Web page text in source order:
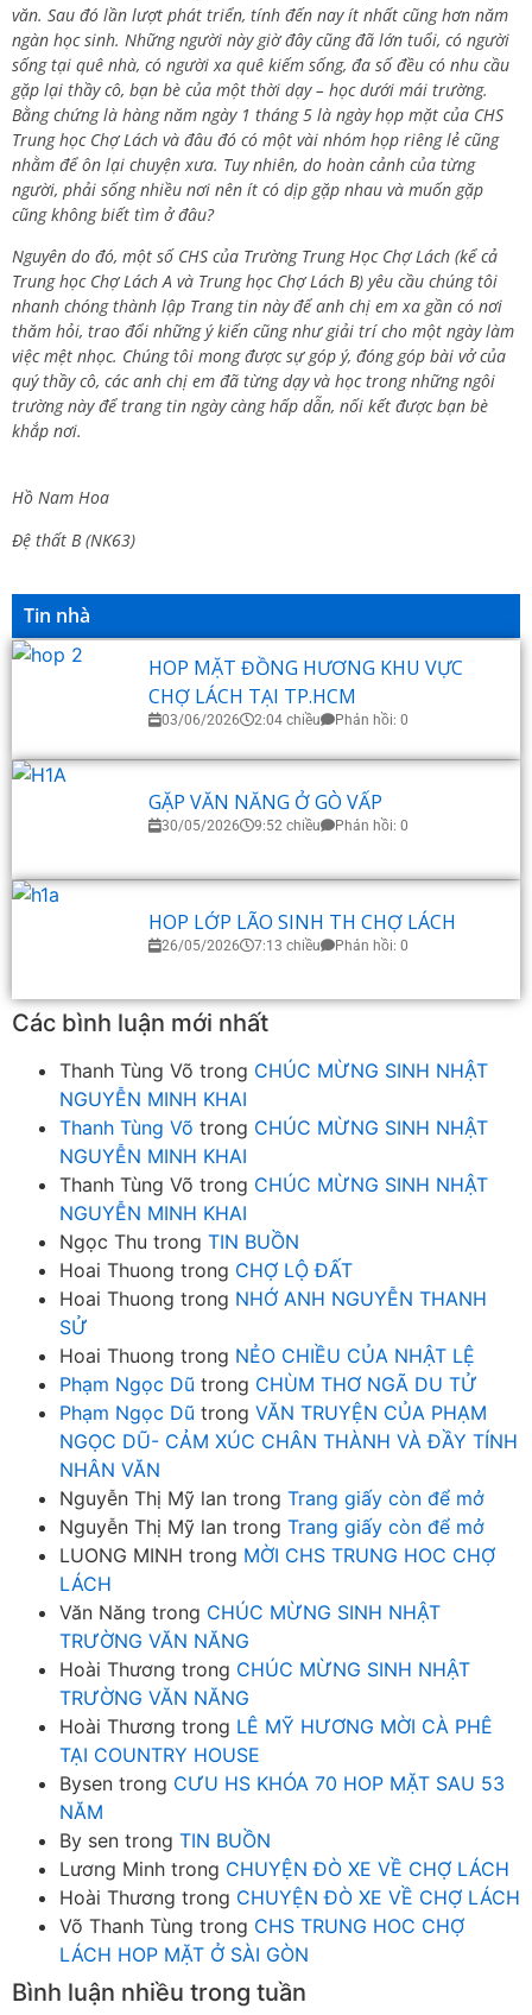
văn. Sau đó lần lượt phát triển, tính đến nay ít nhất cũng hơn năm
ngàn học sinh. Những người này giờ đây cũng đã lớn tuổi, có người
sống tại quê nhà, có người xa quê kiếm sống, đa số đều có nhu cầu
gặp lại thầy cô, bạn bè của một thời dạy – học dưới mái trường.
Bằng chứng là hàng năm ngày 1 tháng 5 là ngày họp mặt của CHS
Trung học Chợ Lách và đâu đó có một vài nhóm họp riêng lẻ cũng
nhằm để ôn lại chuyện xưa. Tuy nhiên, do hoàn cảnh của từng
người, phải sống nhiều nơi nên ít có dịp gặp nhau và muốn gặp
cũng không biết tìm ở đâu?
Nguyên do đó, một số CHS của Trường Trung Học Chợ Lách (kể cả
Trung học Chợ Lách A và Trung học Chợ Lách B) yêu cầu chúng tôi
nhanh chóng thành lập Trang tin này để anh chị em xa gần có nơi
thăm hỏi, trao đổi những ý kiến cũng như giải trí cho một ngày làm
việc mệt nhọc. Chúng tôi mong được sự góp ý, đóng góp bài vở của
quý thầy cô, các anh chị em đã từng dạy và học trong những ngôi
trường này để trang tin ngày càng hấp dẫn, nối kết được bạn bè
khắp nơi.
Hồ Nam Hoa
Đệ thất B (NK63)
Tin nhà
HOP MẶT ĐỒNG HƯƠNG KHU VỰC
CHỢ LÁCH TẠI TP.HCM
03/06/2026 2:04 chiều Phản hồi: 0
GẶP VĂN NĂNG Ở GÒ VẤP
30/05/2026 9:52 chiều Phản hồi: 0
HOP LỚP LÃO SINH TH CHỢ LÁCH
26/05/2026 7:13 chiều Phản hồi: 0
Các bình luận mới nhất
Thanh Tùng Võ trong CHÚC MỪNG SINH NHẬT
NGUYỄN MINH KHAI
Thanh Tùng Võ trong CHÚC MỪNG SINH NHẬT
NGUYỄN MINH KHAI
Thanh Tùng Võ trong CHÚC MỪNG SINH NHẬT
NGUYỄN MINH KHAI
Ngọc Thu trong TIN BUỒN
Hoai Thuong trong CHỢ LỘ ĐẤT
Hoai Thuong trong NHỚ ANH NGUYỄN THANH
SỬ
Hoai Thuong trong NẺO CHIỀU CỦA NHẬT LỆ
Phạm Ngọc Dũ trong CHÙM THƠ NGÃ DU TỬ
Phạm Ngọc Dũ trong VĂN TRUYỆN CỦA PHẠM
NGỌC DŨ- CẢM XÚC CHÂN THÀNH VÀ ĐẦY TÍNH
NHÂN VĂN
Nguyễn Thị Mỹ lan trong Trang giấy còn để mở
Nguyễn Thị Mỹ lan trong Trang giấy còn để mở
LUONG MINH trong MỜI CHS TRUNG HOC CHỢ
LÁCH
Văn Năng trong CHÚC MỪNG SINH NHẬT
TRƯỜNG VĂN NĂNG
Hoài Thương trong CHÚC MỪNG SINH NHẬT
TRƯỜNG VĂN NĂNG
Hoài Thương trong LÊ MỸ HƯƠNG MỜI CÀ PHÊ
TẠI COUNTRY HOUSE
Bysen trong CƯU HS KHÓA 70 HOP MẶT SAU 53
NĂM
By sen trong TIN BUỒN
Lương Minh trong CHUYỆN ĐÒ XE VỀ CHỢ LÁCH
Hoài Thương trong CHUYỆN ĐÒ XE VỀ CHỢ LÁCH
Võ Thanh Tùng trong CHS TRUNG HOC CHỢ
LÁCH HOP MẶT Ở SÀI GÒN
Bình luận nhiều trong tuần